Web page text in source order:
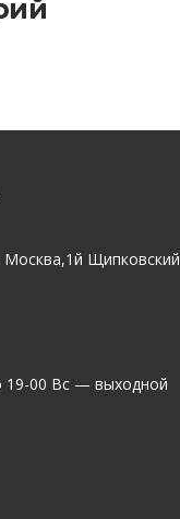
Москва,1й Щипковский
19-00 Вс — выходной